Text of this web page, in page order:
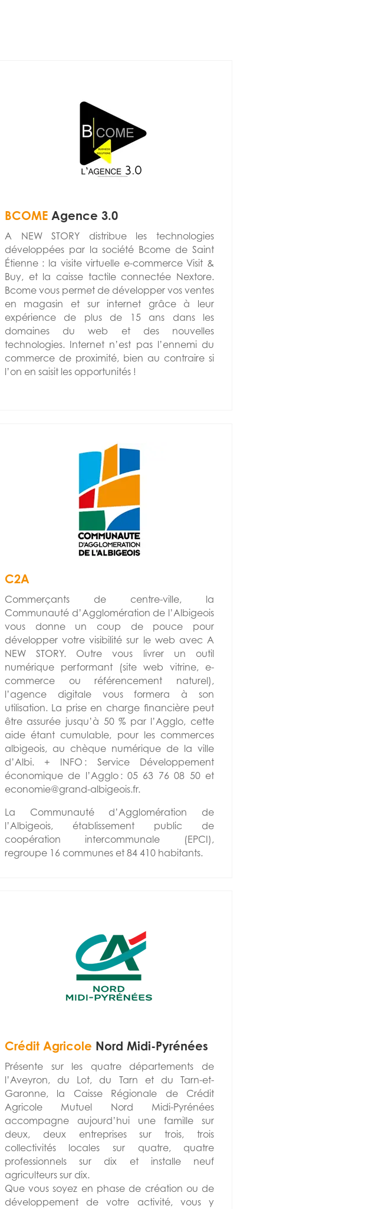
BCOMEAgence 3.0
A NEW STORY distribue les technologies
développées par la société Bcome de Saint
Étienne : la visite virtuelle e-commerce Visit &
Buy, et la caisse tactile connectée Nextore.
Bcome vous permet de développer vos ventes
en magasin et sur internet grâce à leur
expérience de plus de 15 ans dans les
domaines du web et des nouvelles
technologies. Internet n’est pas l’ennemi du
commerce de proximité, bien au contraire si
l’on en saisit les opportunités !
C2A
Commerçants de centre-ville, la
Communauté d’Agglomération de l’Albigeois
vous donne un coup de pouce pour
développer votre visibilité sur le web avec A
NEW STORY. Outre vous livrer un outil
numérique performant (site web vitrine, e-
commerce ou référencement naturel),
l’agence digitale vous formera à son
utilisation. La prise en charge financière peut
être assurée jusqu’à 50 % par l’Agglo, cette
aide étant cumulable, pour les commerces
albigeois, au chèque numérique de la ville
d’Albi. + INFO : Service Développement
économique de l’Agglo : 05 63 76 08 50 et
economie@grand-albigeois.fr.
La Communauté d’Agglomération de
l’Albigeois, établissement public de
coopération intercommunale (EPCI),
regroupe 16 communes et 84 410 habitants.
Crédit Agricole Nord Midi-Pyrénées
Présente sur les quatre départements de
l’Aveyron, du Lot, du Tarn et du Tarn-et-
Garonne, la Caisse Régionale de Crédit
Agricole Mutuel Nord Midi-Pyrénées
accompagne aujourd’hui une famille sur
deux, deux entreprises sur trois, trois
collectivités locales sur quatre, quatre
professionnels sur dix et installe neuf
agriculteurs sur dix.
Que vous soyez en phase de création ou de
développement de votre activité, vous y